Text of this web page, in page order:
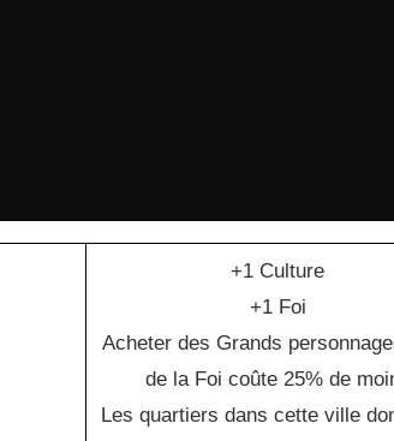
+1 Culture
+1 Foi
Acheter des Grands
de la Foi coûte 25% de
Les quartiers dans cette ville